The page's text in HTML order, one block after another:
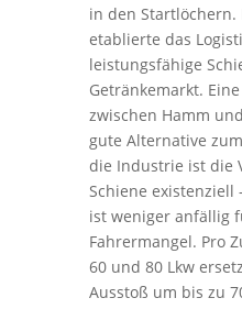
in den Startlöchern.
etablierte das
leistungsfähige
Getränkemarkt.
zwischen Hamm
gute Alternative
die Industrie ist die
Schiene existenziell
ist weniger anfällig
Fahrermangel. Pro
60 und 80 Lkw
Ausstoß um bis zu